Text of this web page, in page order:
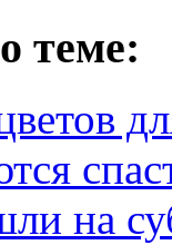
теме:
на